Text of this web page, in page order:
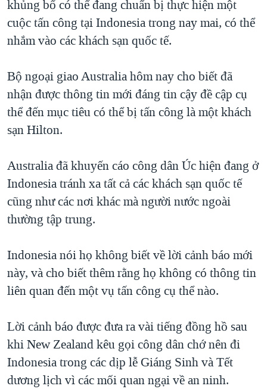
"Tìm"
VẠCH TRẦN TIN GIẢ
NGƯỜI VIỆT HẢI NGOẠI
KINH TẾ
KHOA HỌC
SỨC KHOẺ
VĂN HOÁ
GIÁO DỤC
CHIẾN TRANH THƯƠNG MẠI CỦA MỸ: QUÁ KHỨ VÀ HIỆN
TẠI
HÀNH TRÌNH BẦU CỬ 2024
GIẢI MÃ VÀNH ĐAI & CON ĐƯỜNG
NGÀY TỊ NẠN THẾ GIỚI
TRỊNH VĨNH BÌNH - NGƯỜI HẠ 'BÊN THẮNG CUỘC'
CHI PHÍ CHIẾN TRANH AFGHANISTAN
THƯỢNG ĐỈNH TRUMP-KIM TẠI VIỆT NAM
NGƯ DÂN VIỆT VÀ LÀN SÓNG TRỘM HẢI SÂM
BÊN KIA QUỐC LỘ: TIẾNG VỌNG TỪ NÔNG THÔN MỸ
QUAN HỆ VIỆT MỸ
HỌC TIẾNG ANH
VIDEO
MẠNG XÃ HỘI
Ngôn ngữ khác
khủng bố có thể đang chuẩn bị thực hiện một
cuộc tấn công tại Indonesia trong nay mai, có thể
nhắm vào các khách sạn quốc tế.
Bộ ngoại giao Australia hôm nay cho biết đã
nhận được thông tin mới đáng tin cậy đề cập cụ
thể đến mục tiêu có thể bị tấn công là một khách
sạn Hilton.
Australia đã khuyến cáo công dân Úc hiện đang ở
Indonesia tránh xa tất cả các khách sạn quốc tế
cũng như các nơi khác mà người nước ngoài
thường tập trung.
Indonesia nói họ không biết về lời cảnh báo mới
này, và cho biết thêm rằng họ không có thông tin
liên quan đến một vụ tấn công cụ thể nào.
Lời cảnh báo được đưa ra vài tiếng đồng hồ sau
khi New Zealand kêu gọi công dân chớ nên đi
Indonesia trong các dịp lễ Giáng Sinh và Tết
dương lịch vì các mối quan ngại về an ninh.